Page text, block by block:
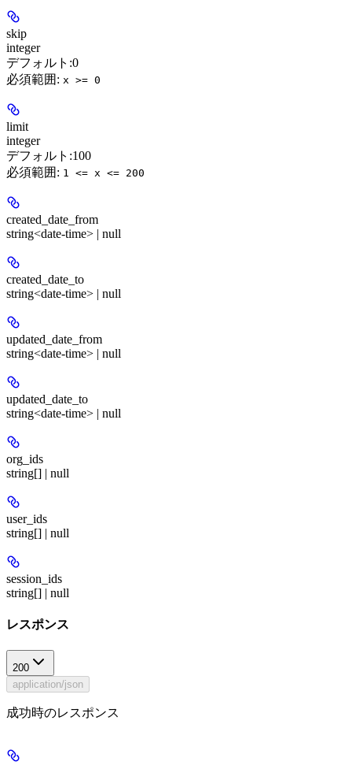
skip
integer
デフォルト:0
必須範囲 : x >= 0
limit
integer
デフォルト:100
必須範囲 : 1 <= x <= 200
created_date_from
string<date-time> | null
created_date_to
string<date-time> | null
updated_date_from
string<date-time> | null
updated_date_to
string<date-time> | null
org_ids
string[] | null
user_ids
string[] | null
session_ids
string[] | null
レスポンス
200
application/json
成功時のレスポンス